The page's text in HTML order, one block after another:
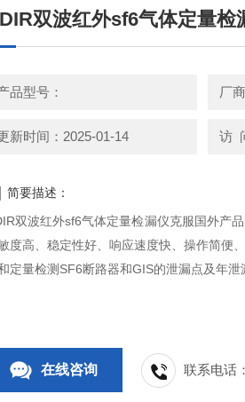
双波红外sf6气体定量检
品型号： 厂
新时间：2025-01-14 访
简要描述：
双波红外sf6气体定量检漏仪克服国外产
度高、稳定性好、响应速度快、操作简便
定量检测SF6断路器和GIS的泄漏点及年泄
在线咨询 联系电话